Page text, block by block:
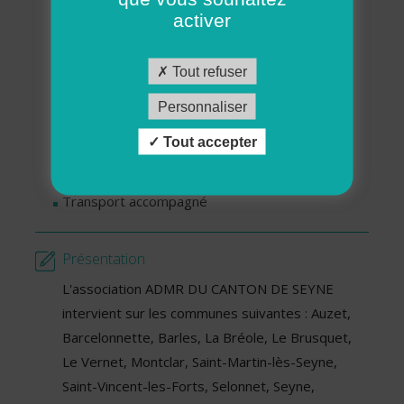
Garde d’enfants à domicile
Ménage - Repassage
Petit bricolage - petit jardinage
Services pour personnes en situation de
Services pour séniors
Soutien aux familles
Transport accompagné
Présentation
L'association ADMR DU CANTON DE SEYNE
intervient sur les communes suivantes : Auzet,
Barcelonnette, Barles, La Bréole, Le Brusquet,
Le Vernet, Montclar, Saint-Martin-lès-Seyne,
Saint-Vincent-les-Forts, Selonnet, Seyne,
activer
Tout refuser
Personnaliser
Tout accepter